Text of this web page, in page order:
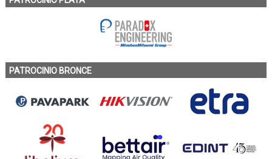
PATROCINIO BRONCE